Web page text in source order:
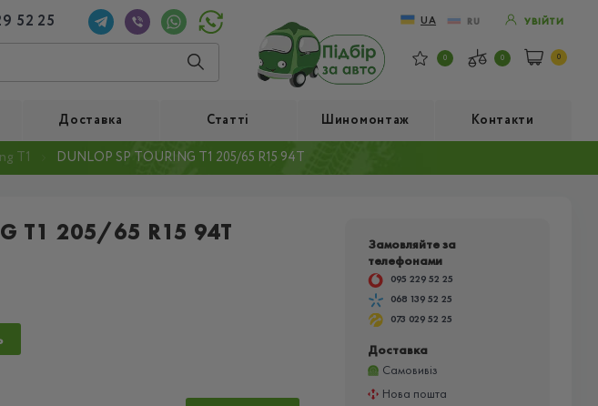
52 25 UA RU УВІЙТИ
0 0 0
Доставка Статті Шиномонтаж Контакти
T1 DUNLOP SP TOURING T1 205/65 R15 94T
T1 205/65 R15 94T
Замовляйте за
телефонами
095 229 52 25
068 139 52 25
073 029 52 25
Доставка
Самовивіз
Нова пошта